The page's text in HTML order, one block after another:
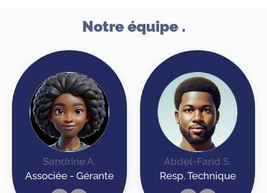
Notre équipe .
Sandrine A.
Associée - Gérante
Abdel-Farid S.
Resp. Technique